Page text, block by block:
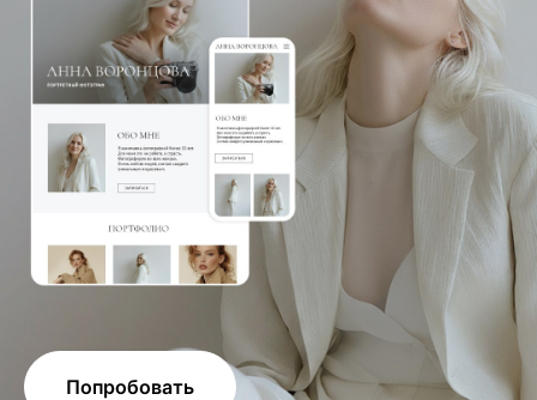
Попробовать